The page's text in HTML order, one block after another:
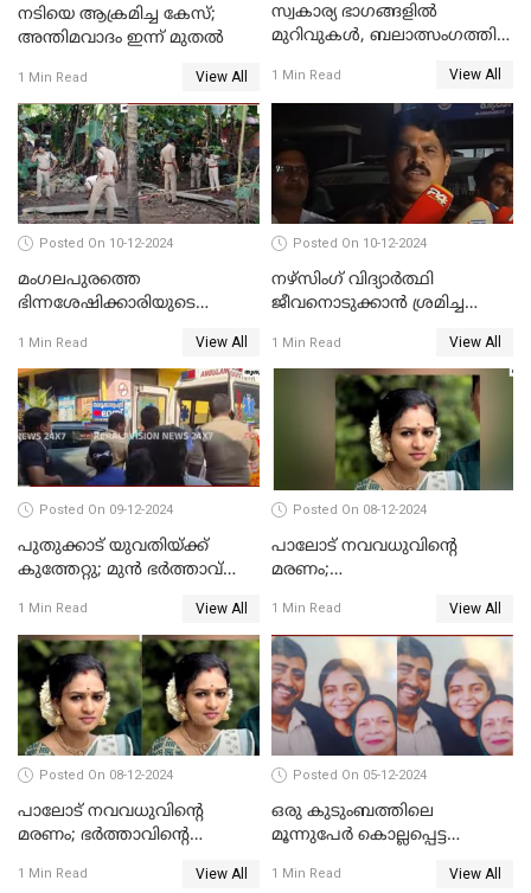
നടിയെ ആക്രമിച്ച കേസ്;
അന്തിമവാദം ഇന്ന് മുതല്‍
1 Min Read View All
സ്വകാര്യ ഭാഗങ്ങളിൽ
മുറിവുകൾ, ബലാത്സംഗത്തിന്
കൊലപാതകത്തില്‍
പോസ്റ്റ്‌മോർട്ടം റിപ്പോർട്ട്
1 Min Read View All
Posted On 10-12-2024
മംഗലപുരത്തെ
ഭിന്നശേഷിക്കാരിയുടെ
സംശയിക്കുന്നയാള്‍
കസ്റ്റഡിയില്‍
1 Min Read View All
Posted On 10-12-2024
നഴ്‌സിംഗ് വിദ്യാർത്ഥി
ജീവനൊടുക്കാന്‍ ശ്രമിച്ച
മാറ്റിയതായി മൻസൂർ
ആശുപത്രി എം.ഡി ഷംസുദ്ദീൻ
1 Min Read View All
Posted On 09-12-2024
പുതുക്കാട് യുവതിയ്ക്ക്
കുത്തേറ്റു; മുൻ ഭർത്താവ്
1 Min Read View All
Posted On 08-12-2024
പാലോട് നവവധുവിന്റെ
മരണം;
സ്ഥിരീകരിച്ച് പൊലീസ്
1 Min Read View All
Posted On 08-12-2024
പാലോട് നവവധുവിന്റെ
മരണം; ഭര്‍ത്താവിന്റെ
1 Min Read View All
Posted On 05-12-2024
ഒരു കുടുംബത്തിലെ
മൂന്നുപേര്‍ കൊല്ലപ്പെട്ട
1 Min Read View All